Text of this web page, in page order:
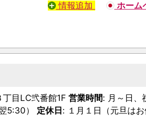
情報追加 ホーム
目LC弐番館1F 営業時間: 月～日、
5:30） 定休日 : １月１日（元旦は